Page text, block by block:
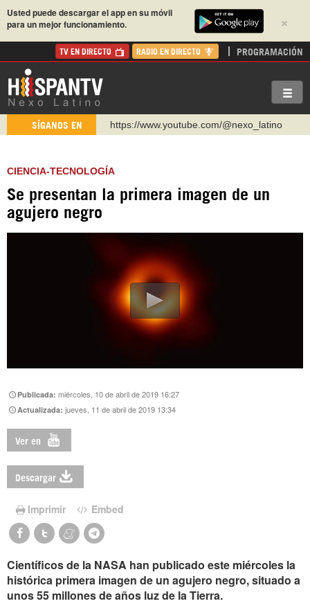
×
Usted puede descargar el app en su móvil
para un mejor funcionamiento.
TV EN DIRECTO RADIO EN DIRECTO PROGRAMACIÓN
SÍGANOS EN
https://www.youtube.com/@nexo_latino
https://t.me/hispantvcanal
https://urmedium.com/c/hispantv
CIENCIA-TECNOLOGÍA
Se presentan la primera imagen de un
agujero negro
Publicada:miércoles, 10 de abril de 2019 16:27
Actualizada:jueves, 11 de abril de 2019 13:34
Ver en
Descargar
Imprimir Embed
Científicos de la NASA han publicado este miércoles la
histórica primera imagen de un agujero negro, situado a
unos 55 millones de años luz de la Tierra.